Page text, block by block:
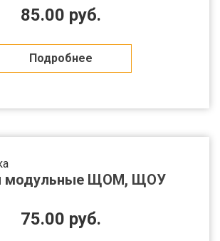
85.00 руб.
Подробнее
модульные ЩОМ, ЩОУ
75.00 руб.